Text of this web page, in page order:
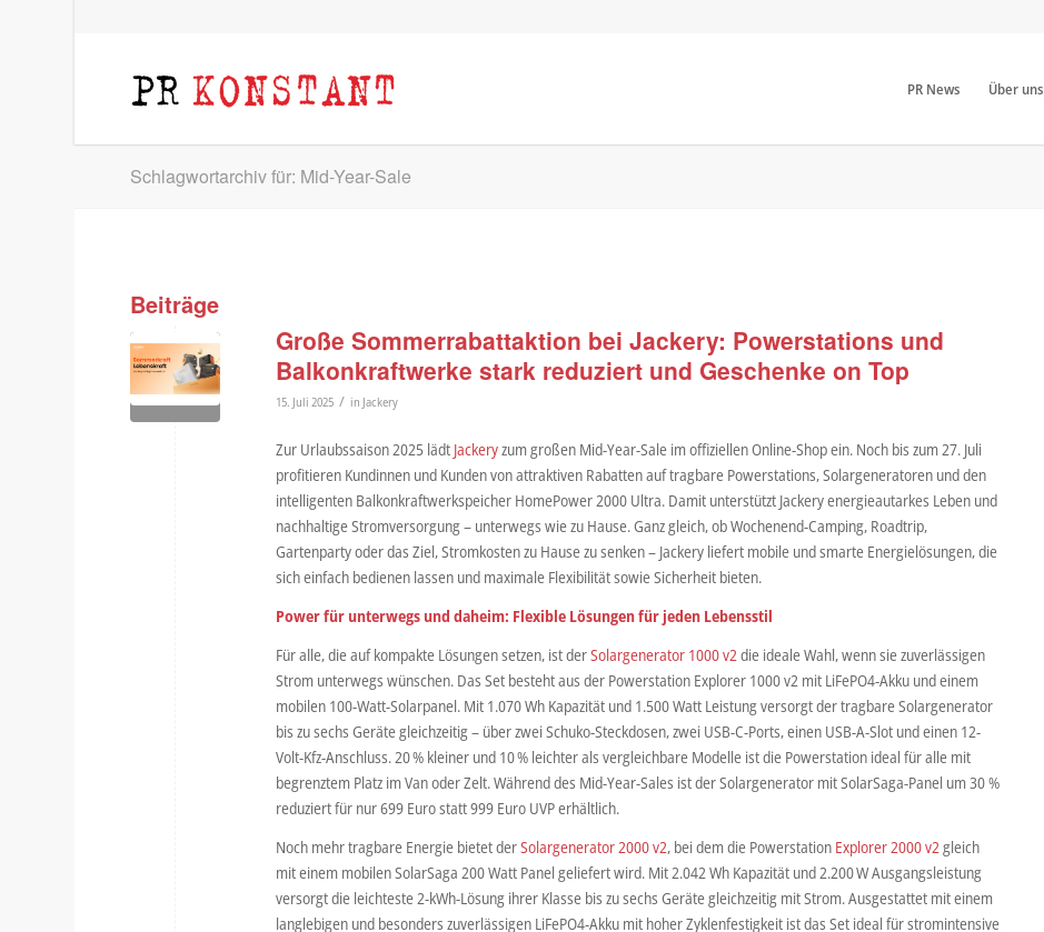
PR News Über uns
Schlagwortarchiv für: Mid-Year-Sale
Beiträge
Große Sommerrabattaktion bei Jackery: Powerstations und
Balkonkraftwerke stark reduziert und Geschenke on Top
15. Juli 2025 / in Jackery
Zur Urlaubssaison 2025 lädt Jackeryzum großen Mid-Year-Sale im offiziellen Online-Shop ein. Noch bis zum 27. Juli
profitieren Kundinnen und Kunden von attraktiven Rabatten auf tragbare Powerstations, Solargeneratoren und den
intelligenten Balkonkraftwerkspeicher HomePower 2000 Ultra. Damit unterstützt Jackery energieautarkes Leben und
nachhaltige Stromversorgung – unterwegs wie zu Hause. Ganz gleich, ob Wochenend-Camping, Roadtrip,
Gartenparty oder das Ziel, Stromkosten zu Hause zu senken – Jackery liefert mobile und smarte Energielösungen, die
sich einfach bedienen lassen und maximale Flexibilität sowie Sicherheit bieten.
Power für unterwegs und daheim: Flexible Lösungen für jeden Lebensstil
Für alle, die auf kompakte Lösungen setzen, ist derSolargenerator 1000 v2die ideale Wahl, wenn sie zuverlässigen
Strom unterwegs wünschen. Das Set besteht aus der Powerstation Explorer 1000 v2 mit LiFePO4-Akku und einem
mobilen 100-Watt-Solarpanel. Mit 1.070 Wh Kapazität und 1.500 Watt Leistung versorgt der tragbare Solargenerator
bis zu sechs Geräte gleichzeitig – über zwei Schuko-Steckdosen, zwei USB-C-Ports, einen USB-A-Slot und einen 12-
Volt-Kfz-Anschluss. 20 % kleiner und 10 % leichter als vergleichbare Modelle ist die Powerstation ideal für alle mit
begrenztem Platz im Van oder Zelt. Während des Mid-Year-Sales ist der Solargenerator mit SolarSaga-Panel um 30 %
reduziert für nur 699 Euro statt 999 Euro UVP erhältlich.
Noch mehr tragbare Energie bietet derSolargenerator 2000 v2, bei dem die Powerstation Explorer 2000 v2 gleich
mit einem mobilen SolarSaga 200 Watt Panel geliefert wird. Mit 2.042 Wh Kapazität und 2.200 W Ausgangsleistung
versorgt die leichteste 2-kWh-Lösung ihrer Klasse bis zu sechs Geräte gleichzeitig mit Strom. Ausgestattet mit einem
langlebigen und besonders zuverlässigen LiFePO4-Akku mit hoher Zyklenfestigkeit ist das Set ideal für stromintensive